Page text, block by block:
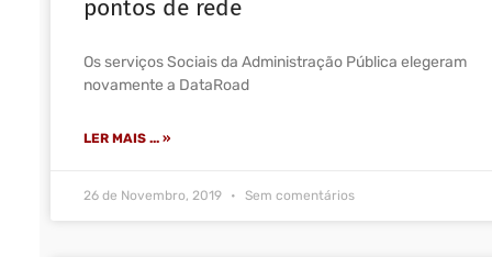
pontos de rede
Os serviços Sociais da Administração Pública elegeram
novamente a DataRoad
LER MAIS ... »
26 de Novembro, 2019 Sem comentários